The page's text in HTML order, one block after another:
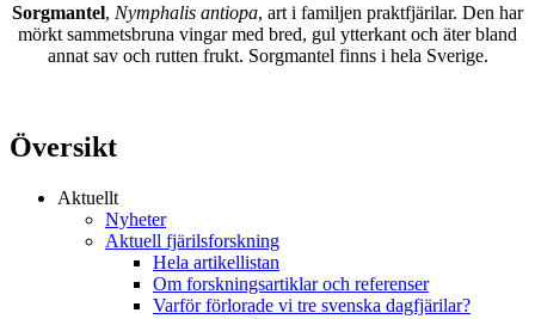
Sorgmantel, Nymphalis antiopa, art i familjen praktfjärilar. Den har
mörkt sammetsbruna vingar med bred, gul ytterkant och äter bland
annat sav och rutten frukt. Sorgmantel finns i hela Sverige.
Översikt
Aktuellt
Nyheter
Aktuell fjärilsforskning
Hela artikellistan
Om forskningsartiklar och referenser
Varför förlorade vi tre svenska dagfjärilar?